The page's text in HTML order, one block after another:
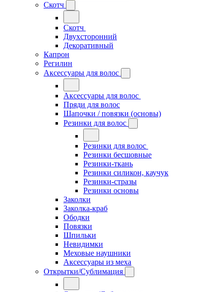
Скотч
Скотч
Двухсторонний
Декоративный
Капрон
Регилин
Аксессуары для волос
Аксессуары для волос
Пряди для волос
Шапочки / повязки (основы)
Резинки для волос
Резинки для волос
Резинки бесшовные
Резинки-ткань
Резинки силикон, каучук
Резинки-стразы
Резинки основы
Заколки
Заколка-краб
Ободки
Повязки
Шпильки
Невидимки
Меховые наушники
Аксессуары из меха
Открытки/Сублимация